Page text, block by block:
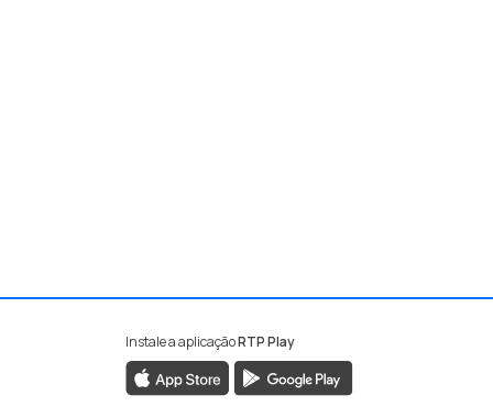
Instale a aplicaçãoRTP Play